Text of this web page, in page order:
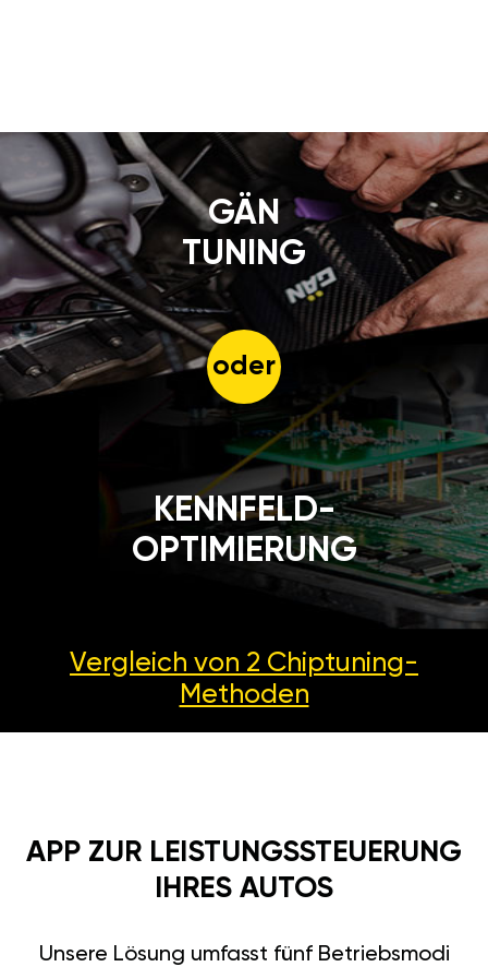
GÄN
TUNING
oder
KENNFELD-
OPTIMIERUNG
Vergleich von 2 Chiptuning-
Methoden
APP ZUR LEISTUNGSSTEUERUNG
IHRES AUTOS
Unsere Lösung umfasst fünf Betriebsmodi